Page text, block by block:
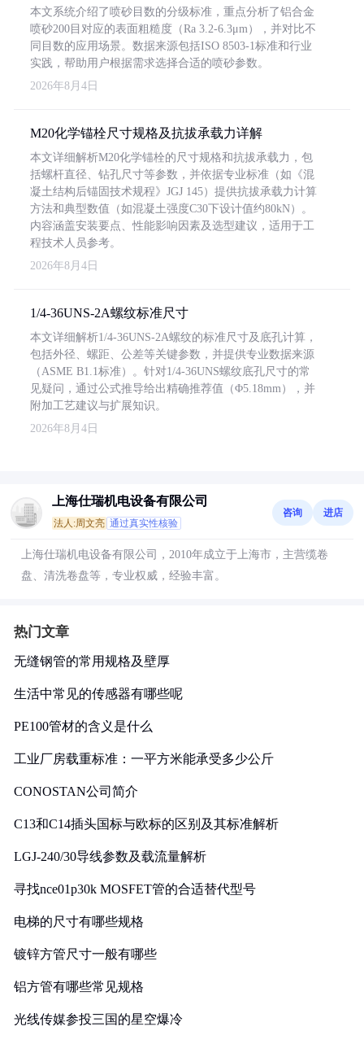
本文系统介绍了喷砂目数的分级标准，重点分析了铝合金
喷砂200目对应的表面粗糙度（Ra 3.2-6.3μm），并对比不
同目数的应用场景。数据来源包括ISO 8503-1标准和行业
实践，帮助用户根据需求选择合适的喷砂参数。
2026年8月4日
M20化学锚栓尺寸规格及抗拔承载力详解
本文详细解析M20化学锚栓的尺寸规格和抗拔承载力，包
括螺杆直径、钻孔尺寸等参数，并依据专业标准（如《混
凝土结构后锚固技术规程》JGJ 145）提供抗拔承载力计算
方法和典型数值（如混凝土强度C30下设计值约80kN）。
内容涵盖安装要点、性能影响因素及选型建议，适用于工
程技术人员参考。
2026年8月4日
1/4-36UNS-2A螺纹标准尺寸
本文详细解析1/4-36UNS-2A螺纹的标准尺寸及底孔计算，
包括外径、螺距、公差等关键参数，并提供专业数据来源
（ASME B1.1标准）。针对1/4-36UNS螺纹底孔尺寸的常
见疑问，通过公式推导给出精确推荐值（Φ5.18mm），并
附加工艺建议与扩展知识。
2026年8月4日
上海仕瑞机电设备有限公司
法人:周文亮 通过真实性核验
咨询 进店
上海仕瑞机电设备有限公司，2010年成立于上海市，主营缆卷
盘、清洗卷盘等，专业权威，经验丰富。
热门文章
无缝钢管的常用规格及壁厚
生活中常见的传感器有哪些呢
PE100管材的含义是什么
工业厂房载重标准：一平方米能承受多少公斤
CONOSTAN公司简介
C13和C14插头国标与欧标的区别及其标准解析
LGJ-240/30导线参数及载流量解析
寻找nce01p30k MOSFET管的合适替代型号
电梯的尺寸有哪些规格
镀锌方管尺寸一般有哪些
铝方管有哪些常见规格
光线传媒参投三国的星空爆冷